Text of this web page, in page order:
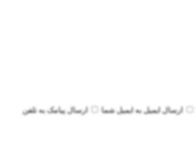
ارسال ایمیل به ایمیل شما ارسال پیامک به تلفن